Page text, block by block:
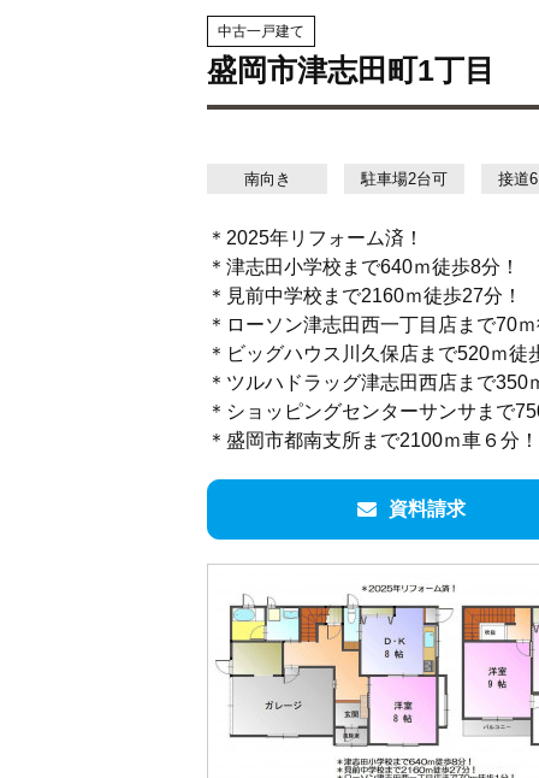
中古一戸建て
盛岡市津志田町1丁目
南向き 駐車場2台可 接道
＊2025年リフォーム済！
＊津志田小学校まで640ｍ徒歩8分！
＊見前中学校まで2160ｍ徒歩27分！
＊ローソン津志田西一丁目店まで70
＊ビッグハウス川久保店まで520ｍ徒
＊ツルハドラッグ津志田西店まで350
＊ショッピングセンターサンサまで
＊盛岡市都南支所まで2100ｍ車６分！
資料請求